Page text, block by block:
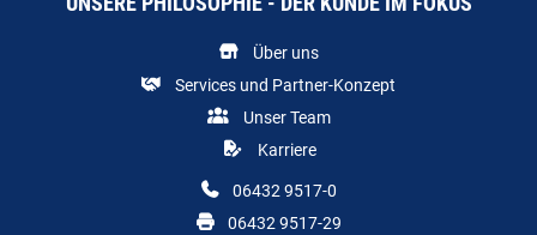
Über uns
Services und Partner-Konzept
Unser Team
Karriere
06432 9517-0
06432 9517-29